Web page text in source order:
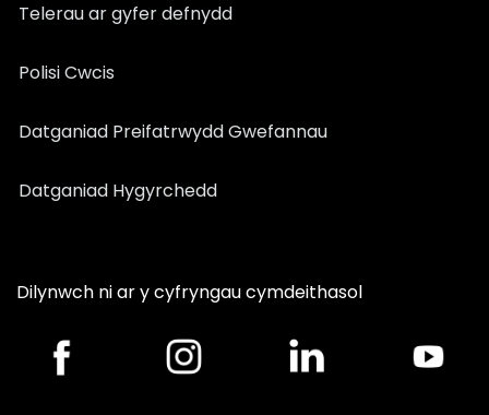
Telerau ar gyfer defnydd
Polisi Cwcis
Datganiad Preifatrwydd Gwefannau
Datganiad Hygyrchedd
Dilynwch ni ar y cyfryngau cymdeithasol